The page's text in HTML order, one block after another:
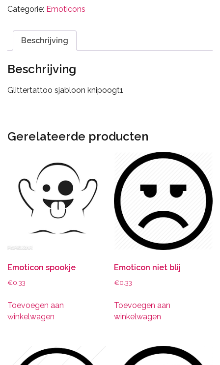
aantal
Categorie: Emoticons
Beschrijving
Beschrijving
Glittertattoo sjabloon knipoogt1
Gerelateerde producten
Emoticon spookje
€0.33
Toevoegen aan
winkelwagen
Emoticon niet blij
€0.33
Toevoegen aan
winkelwagen